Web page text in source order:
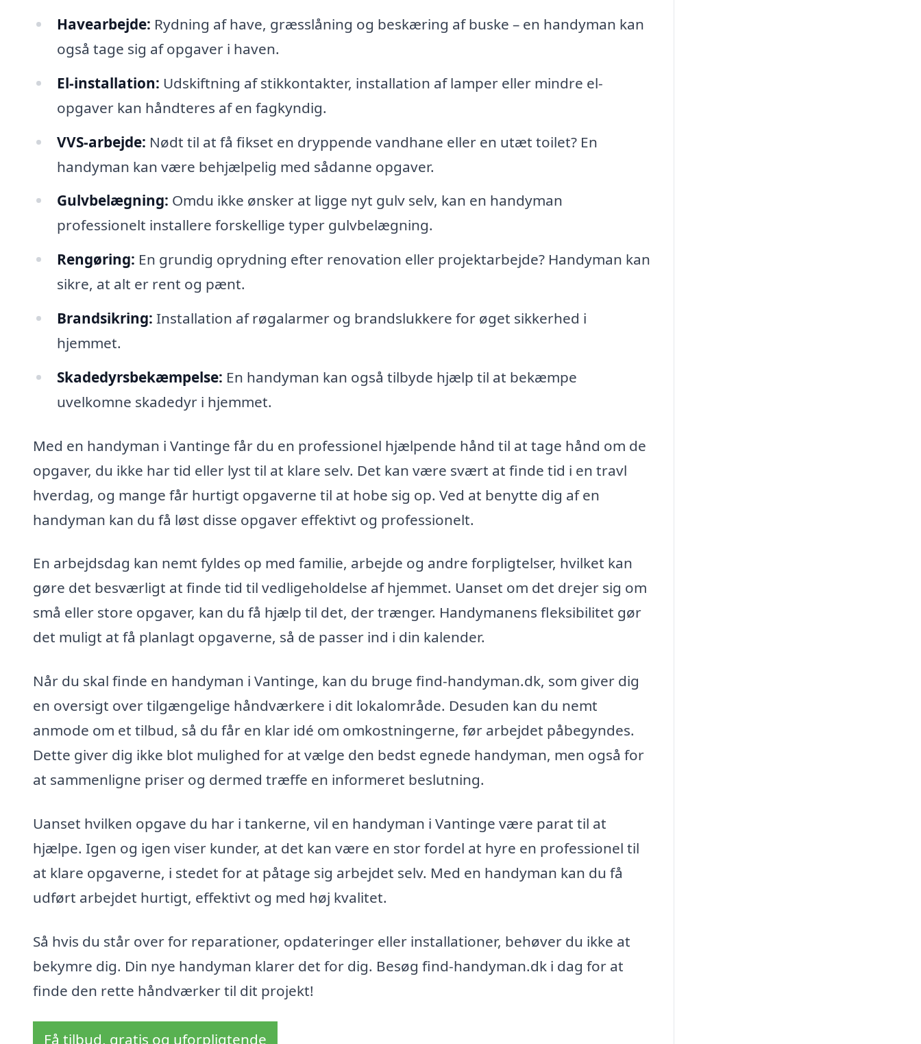
Havearbejde: Rydning af have, græsslåning og beskæring af buske – en handyman kan
også tage sig af opgaver i haven.
El-installation: Udskiftning af stikkontakter, installation af lamper eller mindre el-
opgaver kan håndteres af en fagkyndig.
VVS-arbejde: Nødt til at få fikset en dryppende vandhane eller en utæt toilet? En
handyman kan være behjælpelig med sådanne opgaver.
Gulvbelægning: Omdu ikke ønsker at ligge nyt gulv selv, kan en handyman
professionelt installere forskellige typer gulvbelægning.
Rengøring: En grundig oprydning efter renovation eller projektarbejde? Handyman kan
sikre, at alt er rent og pænt.
Brandsikring: Installation af røgalarmer og brandslukkere for øget sikkerhed i
hjemmet.
Skadedyrsbekæmpelse: En handyman kan også tilbyde hjælp til at bekæmpe
uvelkomne skadedyr i hjemmet.
Med en handyman i Vantinge får du en professionel hjælpende hånd til at tage hånd om de
opgaver, du ikke har tid eller lyst til at klare selv. Det kan være svært at finde tid i en travl
hverdag, og mange får hurtigt opgaverne til at hobe sig op. Ved at benytte dig af en
handyman kan du få løst disse opgaver effektivt og professionelt.
En arbejdsdag kan nemt fyldes op med familie, arbejde og andre forpligtelser, hvilket kan
gøre det besværligt at finde tid til vedligeholdelse af hjemmet. Uanset om det drejer sig om
små eller store opgaver, kan du få hjælp til det, der trænger. Handymanens fleksibilitet gør
det muligt at få planlagt opgaverne, så de passer ind i din kalender.
Når du skal finde en handyman i Vantinge, kan du bruge find-handyman.dk, som giver dig
en oversigt over tilgængelige håndværkere i dit lokalområde. Desuden kan du nemt
anmode om et tilbud, så du får en klar idé om omkostningerne, før arbejdet påbegyndes.
Dette giver dig ikke blot mulighed for at vælge den bedst egnede handyman, men også for
at sammenligne priser og dermed træffe en informeret beslutning.
Uanset hvilken opgave du har i tankerne, vil en handyman i Vantinge være parat til at
hjælpe. Igen og igen viser kunder, at det kan være en stor fordel at hyre en professionel til
at klare opgaverne, i stedet for at påtage sig arbejdet selv. Med en handyman kan du få
udført arbejdet hurtigt, effektivt og med høj kvalitet.
Så hvis du står over for reparationer, opdateringer eller installationer, behøver du ikke at
bekymre dig. Din nye handyman klarer det for dig. Besøg find-handyman.dk i dag for at
finde den rette håndværker til dit projekt!
Få tilbud, gratis og uforpligtende